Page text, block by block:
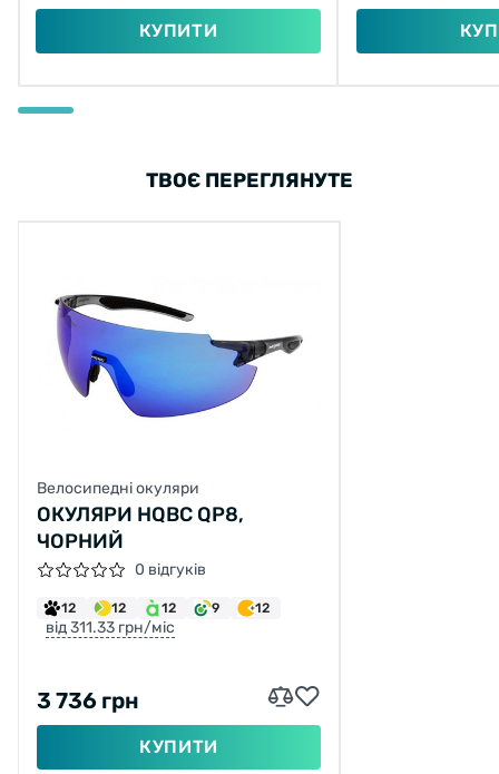
КУПИТИ
ТВОЄ ПЕРЕГЛЯНУТЕ
Велосипедні окуляри
ОКУЛЯРИ HQBC QP8,
ЧОРНИЙ
0 відгуків
12 12 12 9 12
від 311.33 грн/міс
3 736 грн
КУПИТИ